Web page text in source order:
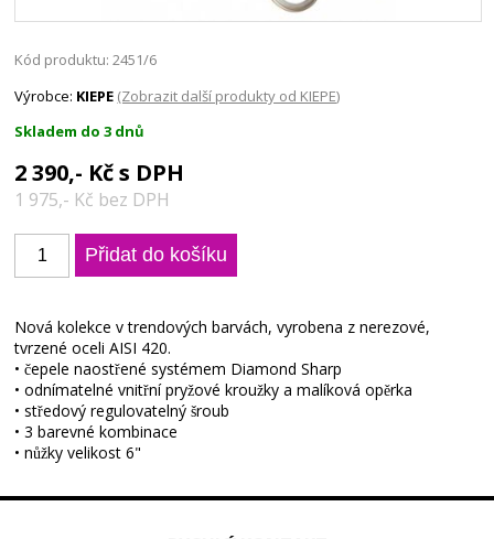
Kód produktu: 2451/6
Výrobce: KIEPE (Zobrazit další produkty od KIEPE)
Skladem do 3 dnů
2 390,- Kč s DPH
1 975,- Kč bez DPH
Nová kolekce v trendových barvách, vyrobena z nerezové,
tvrzené oceli AISI 420.
• čepele naostřené systémem Diamond Sharp
• odnímatelné vnitřní pryžové kroužky a malíková opěrka
• středový regulovatelný šroub
• 3 barevné kombinace
• nůžky velikost 6"